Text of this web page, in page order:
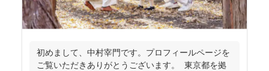
初めまして、中村宰門です。プロフィールページを
ご覧いただきありがとうございます。 東京都を拠